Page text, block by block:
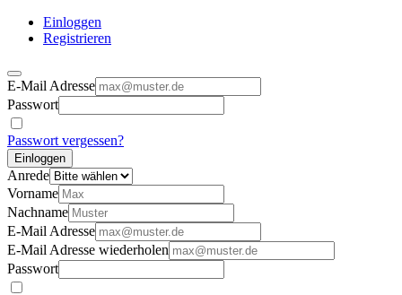
Einloggen
Registrieren
E-Mail Adresse
Passwort
Passwort vergessen?
Einloggen
Anrede
Vorname
Nachname
E-Mail Adresse
E-Mail Adresse wiederholen
Passwort